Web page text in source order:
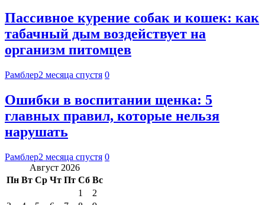
Пассивное курение собак и кошек: как
табачный дым воздействует на
организм питомцев
Рамблер2 месяца спустя 0
Ошибки в воспитании щенка: 5
главных правил, которые нельзя
нарушать
Рамблер2 месяца спустя 0
Август 2026
Пн Вт Ср Чт Пт Сб Вс
1
2